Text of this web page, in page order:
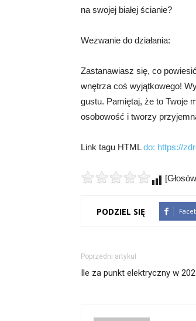
na swojej białej ścianie?
Wezwanie do działania:
Zastanawiasz się, co
wnętrza coś wyjątkowego!
gustu. Pamiętaj, że to Twoje
osobowość i tworzy
Link tagu HTMLdo: https://
PODZIEL SIĘ
Poprzedni artykuł
Ile za punkt elektryczny w